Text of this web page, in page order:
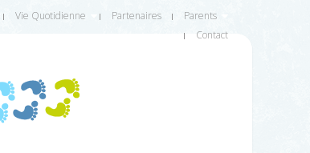
Vie Quotidienne Partenaires
Parents
Contact